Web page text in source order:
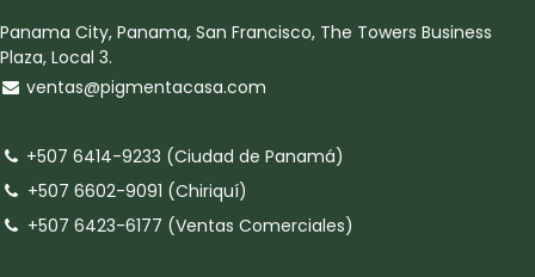
Panama City, Panama, San Francisco, The Towers Business
Plaza, Local 3.
ventas@pigmentacasa.com
+507 6414-9233 (Ciudad de Panamá)
+507 6602-9091 (Chiriquí)
+507 6423-6177 (Ventas Comerciales)